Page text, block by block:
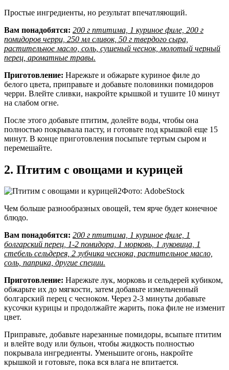
Простые ингредиенты, но результат впечатляющий.
Вам понадобятся: 200 г птитима, 1 куриное филе, 200 г
помидоров черри, 250 мл сливок, 50 г твердого сыра,
растительное масло, соль, сушеный чеснок, молотый черный
перец, ароматные травы.
Приготовление: Нарежьте и обжарьте куриное филе до
белого цвета, приправьте и добавьте половинки помидоров
черри. Влейте сливки, накройте крышкой и тушите 10 минут
на слабом огне.
После этого добавьте птитим, долейте воды, чтобы она
полностью покрывала пасту, и готовьте под крышкой еще 15
минут. В конце приготовления посыпьте тертым сыром и
перемешайте.
2. Птитим с овощами и курицей
Фото: AdobeStock
Чем больше разнообразных овощей, тем ярче будет конечное
блюдо.
Вам понадобятся: 200 г птитима, 1 куриное филе, 1
болгарский перец, 1-2 помидора, 1 морковь, 1 луковица, 1
стебель сельдерея, 2 зубчика чеснока, растительное масло,
соль, паприка, другие специи.
Приготовление: Нарежьте лук, морковь и сельдерей кубиком,
обжарьте их до мягкости, затем добавьте измельченный
болгарский перец с чесноком. Через 2-3 минуты добавьте
кусочки курицы и продолжайте жарить, пока филе не изменит
цвет.
Приправьте, добавьте нарезанные помидоры, всыпьте птитим
и влейте воду или бульон, чтобы жидкость полностью
покрывала ингредиенты. Уменьшите огонь, накройте
крышкой и готовьте, пока вся влага не впитается.